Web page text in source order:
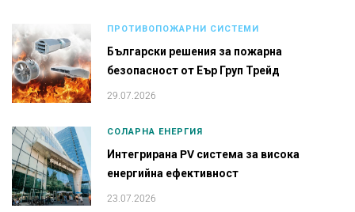
ПРОТИВОПОЖАРНИ СИСТЕМИ
Български решения за пожарна
безопасност от Еър Груп Трейд
29.07.2026
СОЛАРНА ЕНЕРГИЯ
Интегрирана PV система за висока
енергийна ефективност
23.07.2026